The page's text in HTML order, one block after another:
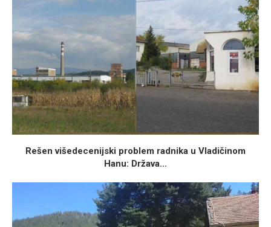
Rešen višedecenijski problem radnika u Vladičinom
Hanu: Država...